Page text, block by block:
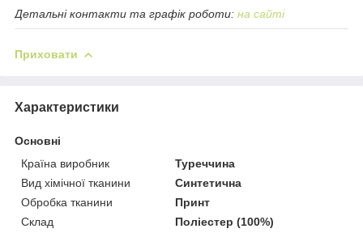
Детальні контакти та графік роботи: на сайті
Приховати
Характеристики
Основні
Країна виробник
Туреччина
Вид хімічної тканини
Синтетична
Обробка тканини
Принт
Склад
Поліестер (100%)